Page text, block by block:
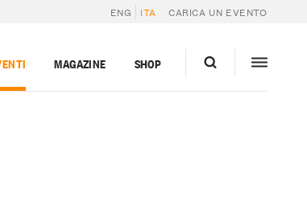
ENG ITA CARICA UN EVENTO
MAGAZINE SHOP